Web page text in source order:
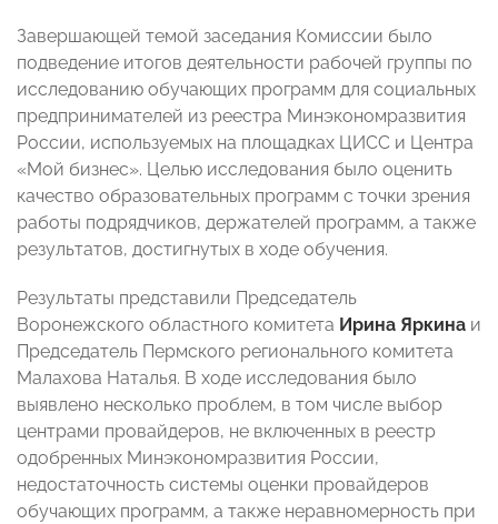
Завершающей темой заседания Комиссии было
подведение итогов деятельности рабочей группы по
исследованию обучающих программ для социальных
предпринимателей из реестра Минэкономразвития
России, используемых на площадках ЦИСС и Центра
«Мой бизнес». Целью исследования было оценить
качество образовательных программ с точки зрения
работы подрядчиков, держателей программ, а также
результатов, достигнутых в ходе обучения.
Результаты представили Председатель
Воронежского областного комитета Ирина Яркина и
Председатель Пермского регионального комитета
Малахова Наталья. В ходе исследования было
выявлено несколько проблем, в том числе выбор
центрами провайдеров, не включенных в реестр
одобренных Минэкономразвития России,
недостаточность системы оценки провайдеров
обучающих программ, а также неравномерность при